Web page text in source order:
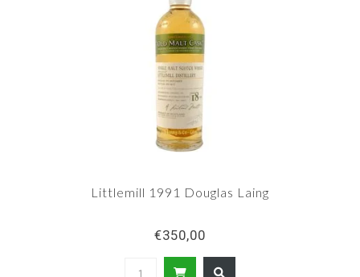
Littlemill 1991 Douglas Laing
€350,00